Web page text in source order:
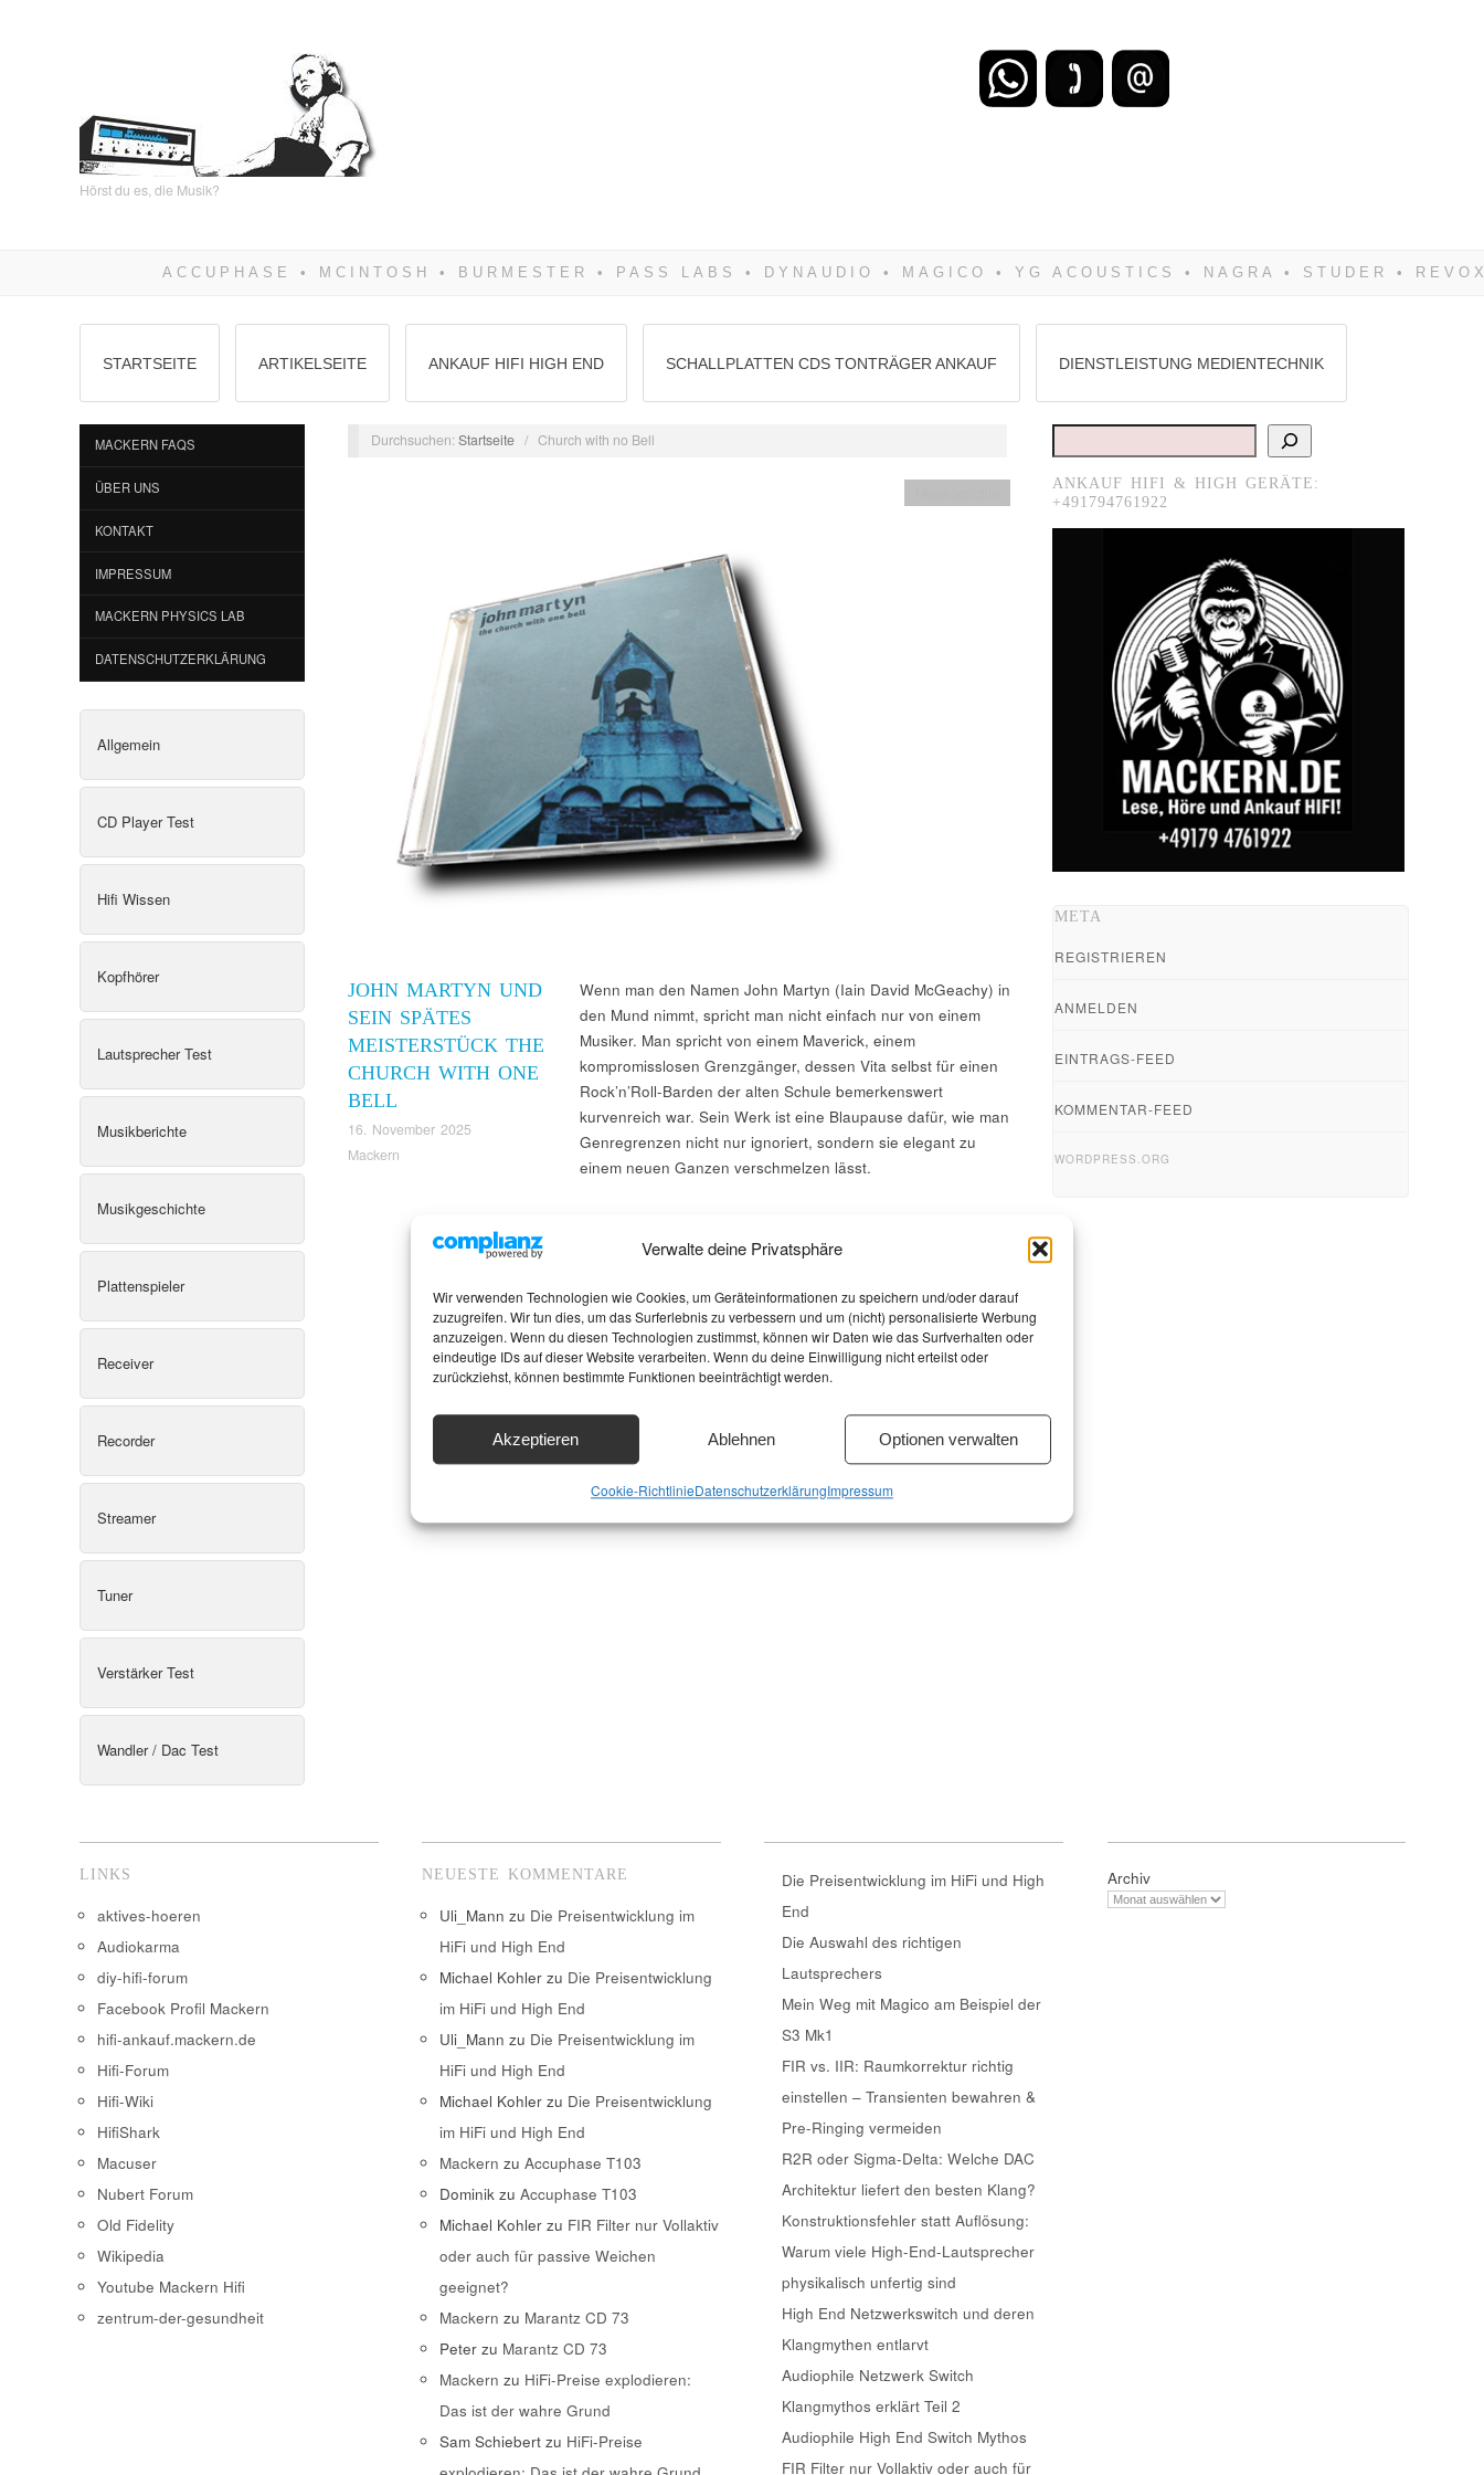
Verwalte deine Privatsphäre
Wir verwenden Technologien wie Cookies, um Geräteinformationen zu speichern und/oder darauf
zuzugreifen. Wir tun dies, um das Surferlebnis zu verbessern und um (nicht) personalisierte Werbung
anzuzeigen. Wenn du diesen Technologien zustimmst, können wir Daten wie das Surfverhalten oder
eindeutige IDs auf dieser Website verarbeiten. Wenn du deine Einwilligung nicht erteilst oder
zurückziehst, können bestimmte Funktionen beeinträchtigt werden.
Akzeptieren Ablehnen Optionen verwalten
Cookie-RichtlinieDatenschutzerklärungImpressum
Hörst du es, die Musik?
STARTSEITE ARTIKELSEITE ANKAUF HIFI HIGH END SCHALLPLATTEN CDS TONTRÄGER ANKAUF DIENSTLEISTUNG MEDIENTECHNIK
MACKERN FAQS
ÜBER UNS
KONTAKT
IMPRESSUM
MACKERN PHYSICS LAB
DATENSCHUTZERKLÄRUNG
Allgemein
CD Player Test
Hifi Wissen
Kopfhörer
Lautsprecher Test
Musikberichte
Musikgeschichte
Plattenspieler
Receiver
Recorder
Streamer
Tuner
Verstärker Test
Wandler / Dac Test
Durchsuchen:Startseite / Church with no Bell
JOHN MARTYN UND
SEIN SPÄTES
MEISTERSTÜCK THE
CHURCH WITH ONE
BELL
16. November 2025
Mackern
Wenn man den Namen John Martyn (Iain David McGeachy) in
den Mund nimmt, spricht man nicht einfach nur von einem
Musiker. Man spricht von einem Maverick, einem
kompromisslosen Grenzgänger, dessen Vita selbst für einen
Rock’n’Roll-Barden der alten Schule bemerkenswert
kurvenreich war. Sein Werk ist eine Blaupause dafür, wie man
Genregrenzen nicht nur ignoriert, sondern sie elegant zu
einem neuen Ganzen verschmelzen lässt.
Suchen
ANKAUF HIFI & HIGH GERÄTE:
+491794761922
META
REGISTRIEREN
ANMELDEN
EINTRAGS-FEED
KOMMENTAR-FEED
WORDPRESS.ORG
LINKS
aktives-hoeren
Audiokarma
diy-hifi-forum
Facebook Profil Mackern
hifi-ankauf.mackern.de
Hifi-Forum
Hifi-Wiki
HifiShark
Macuser
Nubert Forum
Old Fidelity
Wikipedia
Youtube Mackern Hifi
zentrum-der-gesundheit
NEUESTE KOMMENTARE
Uli_Mann zu Die Preisentwicklung im
HiFi und High End
Michael Kohler zu Die Preisentwicklung
im HiFi und High End
Uli_Mann zu Die Preisentwicklung im
HiFi und High End
Michael Kohler zu Die Preisentwicklung
im HiFi und High End
Mackern zuAccuphase T103
Dominik zuAccuphase T103
Michael Kohler zu FIR Filter nur Vollaktiv
oder auch für passive Weichen
geeignet?
Mackern zu Marantz CD 73
Peter zu Marantz CD 73
Mackern zu HiFi-Preise explodieren:
Das ist der wahre Grund
Sam Schiebert zu HiFi-Preise
Die Preisentwicklung im HiFi und High
End
Die Auswahl des richtigen
Lautsprechers
Mein Weg mit Magico am Beispiel der
S3 Mk1
FIR vs. IIR: Raumkorrektur richtig
einstellen – Transienten bewahren &
Pre-Ringing vermeiden
R2R oder Sigma-Delta: Welche DAC
Architektur liefert den besten Klang?
Konstruktionsfehler statt Auflösung:
Warum viele High-End-Lautsprecher
physikalisch unfertig sind
High End Netzwerkswitch und deren
Klangmythen entlarvt
Audiophile Netzwerk Switch
Klangmythos erklärt Teil 2
Audiophile High End Switch Mythos
FIR Filter nur Vollaktiv oder auch für
Archiv